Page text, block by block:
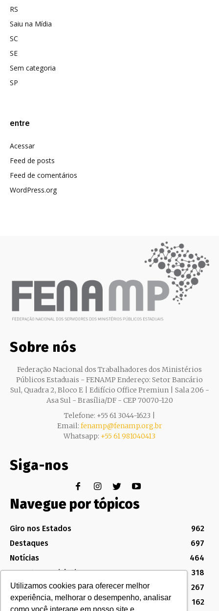
Utilizamos cookies para oferecer melhor
experiência, melhorar o desempenho, analisar
RS
Saiu na Mídia
SC
SE
Sem categoria
SP
entre
Acessar
Feed de posts
Feed de comentários
WordPress.org
Sobre nós
Federação Nacional dos Trabalhadores dos Ministérios
Públicos Estaduais - FENAMP Endereço: Setor Bancário
Sul, Quadra 2, Bloco E | Edifício Office Premiun | Sala 206 -
Asa Sul - Brasília/DF - CEP 70070-120
Telefone: +55 61 3044-1623 |
Email: fenamp@fenamp.org.br
Whatsapp: +55 61 981040413
Siga-nos
Navegue por tópicos
Giro nos Estados
962
Destaques
697
Notícias
464
Assuntos Legislativos
318
Política Sindical e Institucional
267
Destaques do Legislativo
162